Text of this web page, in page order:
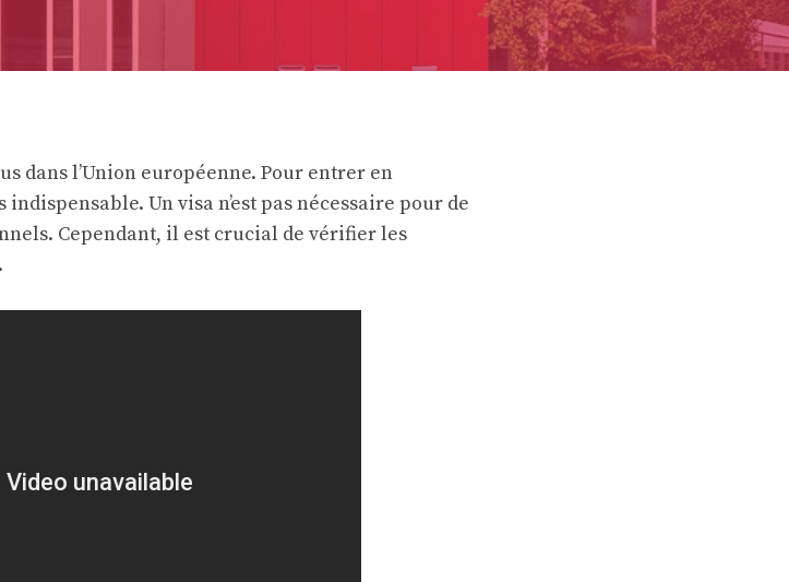
dans l’Union européenne. Pour entrer en
indispensable. Un visa n’est pas nécessaire pour de
Cependant, il est crucial de vérifier les